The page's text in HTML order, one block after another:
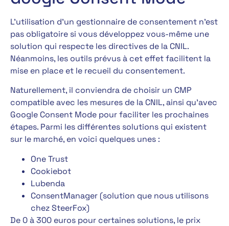
L’utilisation d’un gestionnaire de consentement n’est
pas obligatoire si vous développez vous-même une
solution qui respecte les directives de la CNIL.
Néanmoins, les outils prévus à cet effet facilitent la
mise en place et le recueil du consentement.
Naturellement, il conviendra de choisir un CMP
compatible avec les mesures de la CNIL, ainsi qu’avec
Google Consent Mode pour faciliter les prochaines
étapes. Parmi les différentes solutions qui existent
sur le marché, en voici quelques unes :
One Trust
Cookiebot
Lubenda
ConsentManager (solution que nous utilisons
chez SteerFox)
De 0 à 300 euros pour certaines solutions, le prix